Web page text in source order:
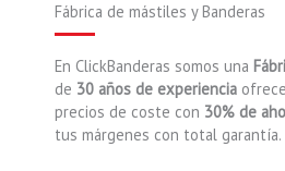
Fábrica de mástiles y Banderas
En ClickBanderas somos una
de 30 años de experiencia
precios de coste con 30% de
tus márgenes con total garantía.